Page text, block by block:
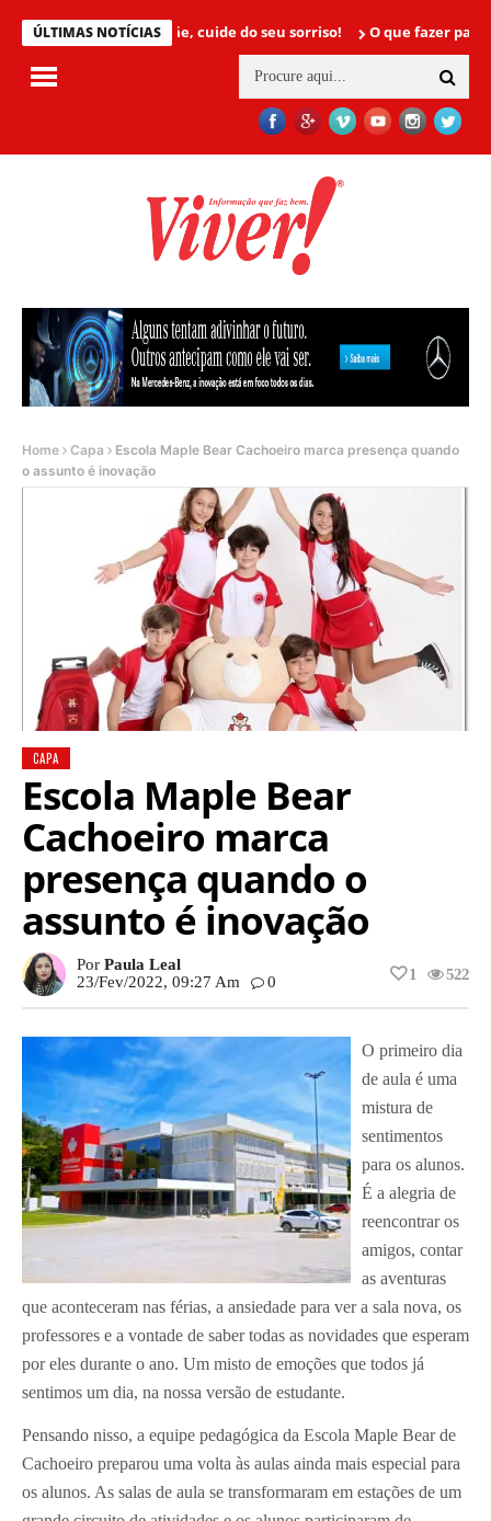
ÚLTIMAS NOTÍCIAS
Mamãe, cuide do seu sorriso! O que fazer para não ter
Home Capa
Escola Maple Bear Cachoeiro marca presença quando
o assunto é inovação
CAPA
Escola Maple Bear
Cachoeiro marca
presença quando o
assunto é inovação
Por Paula Leal
23/fev/2022, 09:27 Am
0 522
1
O primeiro dia
de aula é uma
mistura de
sentimentos
para os alunos.
É a alegria de
reencontrar os
amigos, contar
as aventuras
que aconteceram nas férias, a ansiedade para ver a sala nova, os
professores e a vontade de saber todas as novidades que esperam
por eles durante o ano. Um misto de emoções que todos já
sentimos um dia, na nossa versão de estudante.
Pensando nisso, a equipe pedagógica da Escola Maple Bear de
Cachoeiro preparou uma volta às aulas ainda mais especial para
os alunos. As salas de aula se transformaram em estações de um